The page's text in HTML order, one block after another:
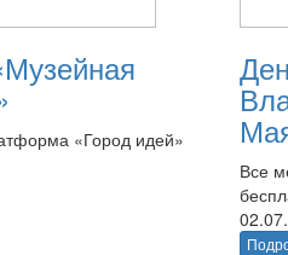
«Город идей»
Все